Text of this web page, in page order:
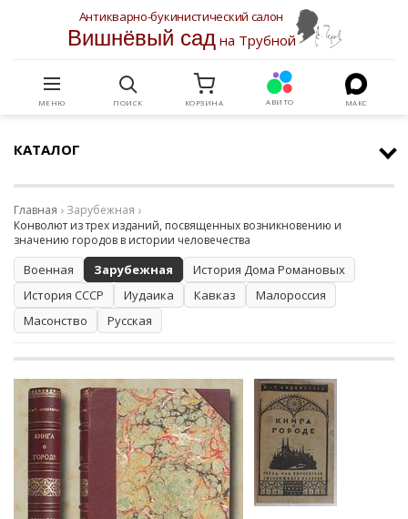
Антикварно-букинистический салон
Вишнёвый садна Трубной
МЕНЮ ПОИСК КОРЗИНА АВИТО МАКС
КАТАЛОГ
Главная
Зарубежная
Конволют из трех изданий, посвященных возникновению и
значению городов в истории человечества
Военная Зарубежная
История Дома Романовых
История СССР
Иудаика Кавказ
Малороссия
Масонство
Русская